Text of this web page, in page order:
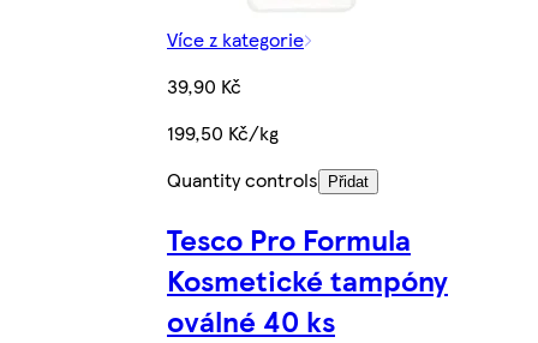
Více z kategorie
39,90 Kč
199,50 Kč/kg
Quantity controls
Přidat
Tesco Pro Formula
Kosmetické tampóny
oválné 40 ks